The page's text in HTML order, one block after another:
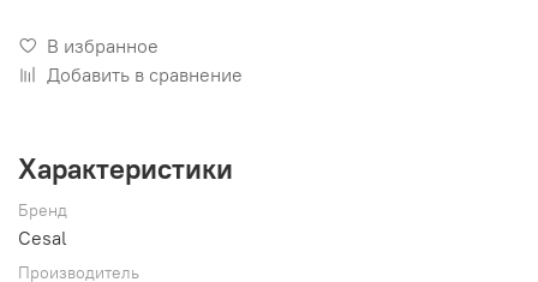
В избранное
Добавить в сравнение
Характеристики
Бренд
Cesal
Производитель